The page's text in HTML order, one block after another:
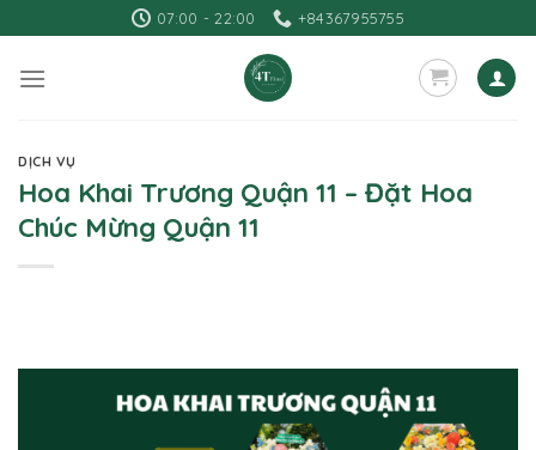
to
content
07:00 - 22:00 +84367955755
DỊCH VỤ
Hoa Khai Trương Quận 11 – Đặt Hoa
Chúc Mừng Quận 11